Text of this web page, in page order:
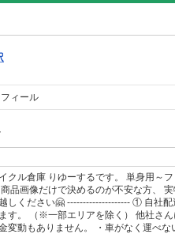
ィール
クル倉庫 りゆーするです。 単身用～
品画像だけで決めるのが不安な方、
しください🤗 -------------------- ① 自社
す。 （※一部エリアを除く） 他社さ
変動もありません。 ・車がなく運べな